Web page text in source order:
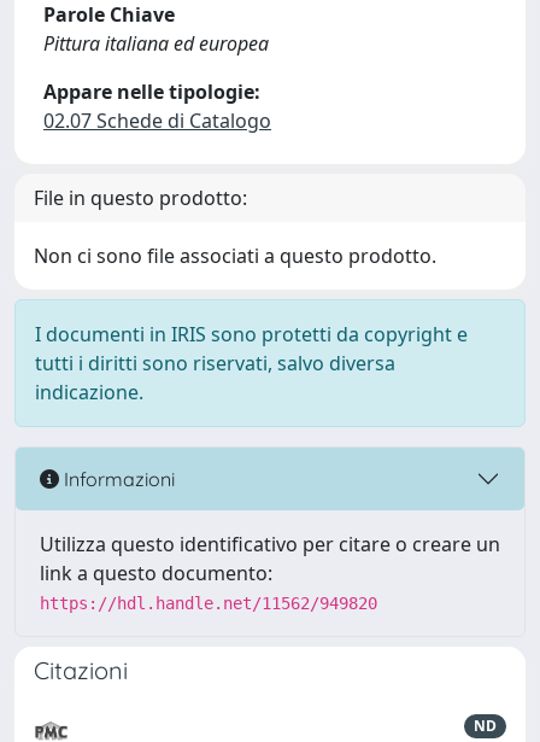
Parole Chiave
Pittura italiana ed europea
Appare nelle tipologie:
02.07 Schede di Catalogo
File in questo prodotto:
Non ci sono file associati a questo prodotto.
I documenti in IRIS sono protetti da copyright e
tutti i diritti sono riservati, salvo diversa
indicazione.
Informazioni
Utilizza questo identificativo per citare o creare un
link a questo documento:
https://hdl.handle.net/11562/949820
Citazioni
ND